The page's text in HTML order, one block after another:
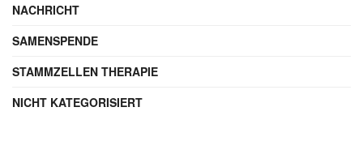
NACHRICHT
SAMENSPENDE
STAMMZELLEN THERAPIE
NICHT KATEGORISIERT